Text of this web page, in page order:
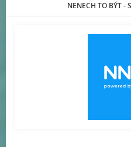
NENECH TO BÝT -